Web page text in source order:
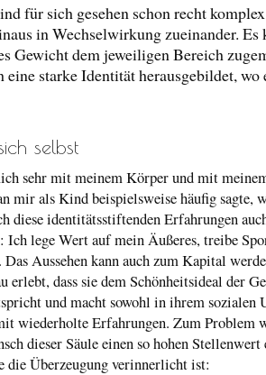
für sich gesehen schon recht
in Wechselwirkung zueinander. Es
Gewicht dem jeweiligen Bereich
eine starke Identität herausgebildet, wo
selbst
sehr mit meinem Körper und mit
mir als Kind beispielsweise häufig sagte,
diese identitätsstiftenden Erfahrungen
Ich lege Wert auf mein Äußeres, treibe
Aussehen kann auch zum Kapital
erlebt, dass sie dem Schönheitsideal der
und macht sowohl in ihrem sozialen
wiederholte Erfahrungen. Zum Problem
dieser Säule einen so hohen
die Überzeugung verinnerlicht ist: